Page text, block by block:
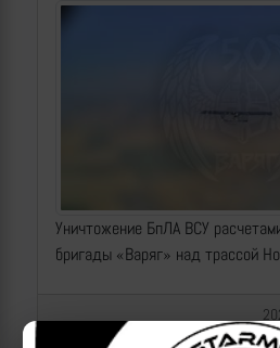
Уничтожение БпЛА ВСУ
бригады «Варяг» над трассой